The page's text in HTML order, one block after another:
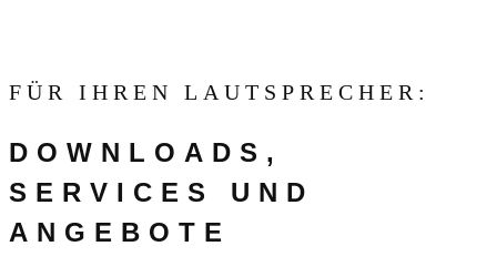
FÜR IHREN LAUTSPRECHER:
DOWNLOADS,
SERVICES UND
ANGEBOTE